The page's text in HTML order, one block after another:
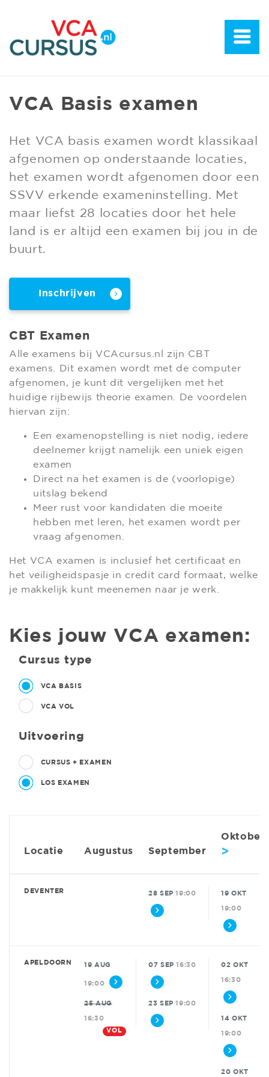
VCA Basis examen
Het VCA basis examen wordt klassikaal
afgenomen op onderstaande locaties,
het examen wordt afgenomen door een
SSVV erkende exameninstelling. Met
maar liefst 28 locaties door het hele
land is er altijd een examen bij jou in de
buurt.
Inschrijven
CBT Examen
Alle examens bij VCAcursus.nl zijn CBT
examens. Dit examen wordt met de computer
afgenomen, je kunt dit vergelijken met het
huidige rijbewijs theorie examen. De voordelen
hiervan zijn:
Een examenopstelling is niet nodig, iedere
deelnemer krijgt namelijk een uniek eigen
examen
Direct na het examen is de (voorlopige)
uitslag bekend
Meer rust voor kandidaten die moeite
hebben met leren, het examen wordt per
vraag afgenomen.
Het VCA examen is inclusief het certificaat en
het veiligheidspasje in credit card formaat, welke
je makkelijk kunt meenemen naar je werk.
Kies jouw VCA examen:
Cursus type
VCA BASIS
VCA VOL
Uitvoering
CURSUS + EXAMEN
LOS EXAMEN
Locatie Augustus September
Oktober
>
DEVENTER 28 SEP 19:00 19 OKT
19:00
APELDOORN 19 AUG
19:00
25 AUG
16:30
VOL
07 SEP 16:30
23 SEP 19:00
02 OKT
16:30
14 OKT
19:00
20 OKT